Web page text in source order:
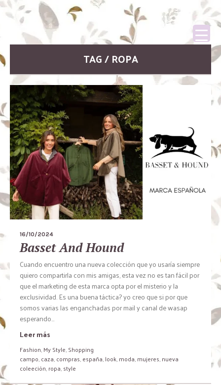
TAG / ROPA
16/10/2024
Basset And Hound
Cuando encuentro una nueva colección que yo usaría siempre
quiero compartirla con mis amigas, esta vez no es tan fácil por
que el marketing de esta marca opta por el misterio y la
exclusividad. Es una buena táctica? yo creo que si por que
somos varias las enganchadas por mail y canal de wasap
esperando...
Leer más
Fashion,My Style,Shopping
campo,caza,compras,españa,look,moda,mujeres,nueva
coleeción,ropa,style